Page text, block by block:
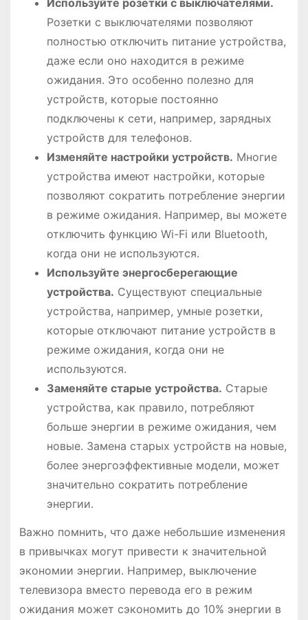
Розетки с выключателями позволяют
полностью отключить питание устройства,
даже если оно находится в режиме
ожидания. Это особенно полезно для
устройств, которые постоянно
подключены к сети, например, зарядных
устройств для телефонов.
Изменяйте настройки устройств. Многие
устройства имеют настройки, которые
позволяют сократить потребление энергии
в режиме ожидания. Например, вы можете
отключить функцию Wi-Fi или Bluetooth,
когда они не используются.
Используйте энергосберегающие
устройства. Существуют специальные
устройства, например, умные розетки,
которые отключают питание устройств в
режиме ожидания, когда они не
используются.
Заменяйте старые устройства. Старые
устройства, как правило, потребляют
больше энергии в режиме ожидания, чем
новые. Замена старых устройств на новые,
более энергоэффективные модели, может
значительно сократить потребление
энергии.
Важно помнить, что даже небольшие изменения
в привычках могут привести к значительной
экономии энергии. Например, выключение
телевизора вместо перевода его в режим
ожидания может сэкономить до 10% энергии в